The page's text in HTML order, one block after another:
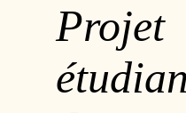
Projet